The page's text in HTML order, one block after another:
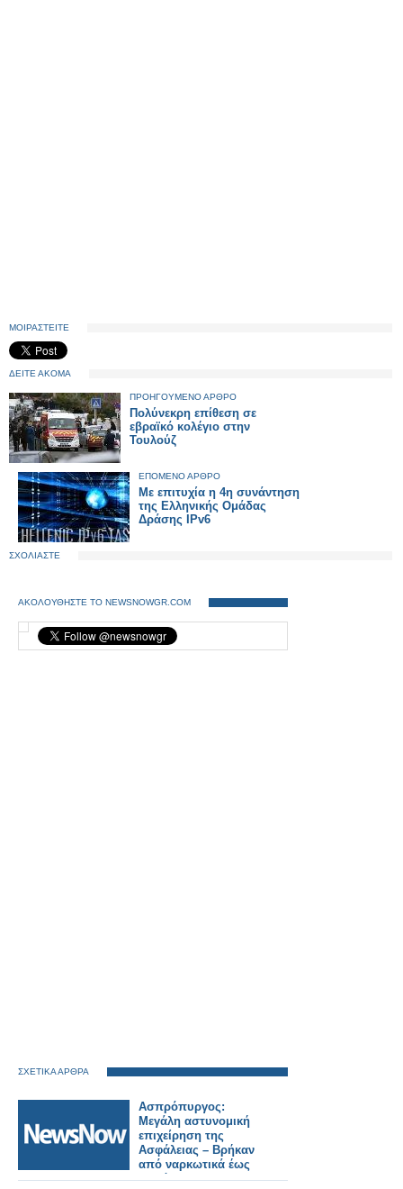
ΜΟΙΡΑΣΤΕΙΤΕ
ΔΕΙΤΕ ΑΚΟΜΑ
ΠΡΟΗΓΟΥΜΕΝΟ ΑΡΘΡΟ
Πολύνεκρη επίθεση σε
εβραϊκό κολέγιο στην
Τουλούζ
ΕΠΟΜΕΝΟ ΑΡΘΡΟ
Με επιτυχία η 4η συνάντηση
της Ελληνικής Ομάδας
Δράσης IPv6
ΣΧΟΛΙΑΣΤΕ
ΑΚΟΛΟΥΘΗΣΤΕ ΤΟ NEWSNOWGR.COM
ΣΧΕΤΙΚΑ ΑΡΘΡΑ
Ασπρόπυργος:
Μεγάλη αστυνομική
επιχείρηση της
Ασφάλειας – Βρήκαν
από ναρκωτικά έως
υλικό του ΟΣΕ